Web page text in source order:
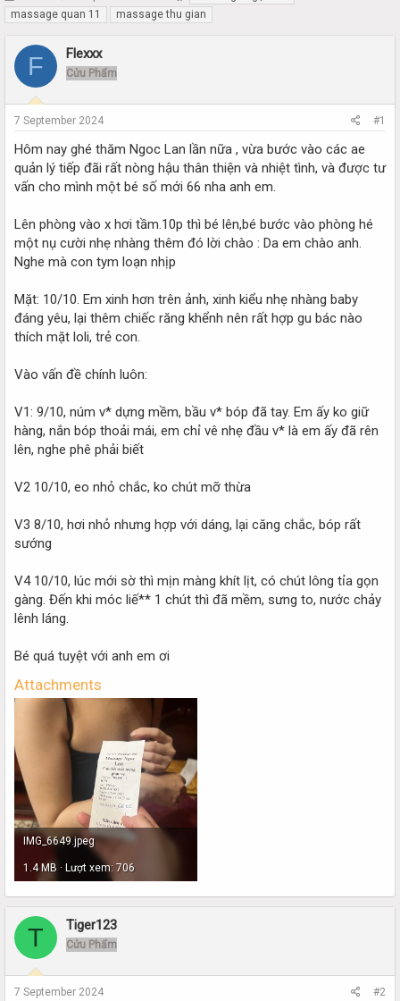
h
r
a
d
t
a
e
r
t
a
t
d
t
e
massage quan 11
massage thu gian
F Flexxx
Cửu Phẩm
7 September 2024 #1
Hôm nay ghé thăm Ngoc Lan lần nữa , vừa bước vào các ae
quản lý tiếp đãi rất nòng hậu thân thiện và nhiệt tình, và được tư
vấn cho mình một bé số mới 66 nha anh em.
Lên phòng vào x hơi tầm.10p thì bé lên,bé bước vào phòng hé
một nụ cười nhẹ nhàng thêm đó lời chào : Da em chào anh.
Nghe mà con tym loạn nhịp
Mặt: 10/10. Em xinh hơn trên ảnh, xinh kiểu nhẹ nhàng baby
đáng yêu, lại thêm chiếc răng khểnh nên rất hợp gu bác nào
thích mặt loli, trẻ con.
Vào vấn đề chính luôn:
V1: 9/10, núm v* dựng mềm, bầu v* bóp đã tay. Em ấy ko giữ
hàng, nắn bóp thoải mái, em chỉ vê nhẹ đầu v* là em ấy đã rên
lên, nghe phê phải biết
V2 10/10, eo nhỏ chắc, ko chút mỡ thừa
V3 8/10, hơi nhỏ nhưng hợp với dáng, lại căng chắc, bóp rất
sướng
V4 10/10, lúc mới sờ thì mịn màng khít lịt, có chút lông tỉa gọn
gàng. Đến khi móc liế** 1 chút thì đã mềm, sưng to, nước chảy
lênh láng.
Bé quá tuyệt với anh em ơi
Attachments
IMG_6649.jpeg
1.4 MB · Lượt xem: 706
T Tiger123
Cửu Phẩm
7 September 2024 #2